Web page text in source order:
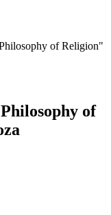
of Religion"
of